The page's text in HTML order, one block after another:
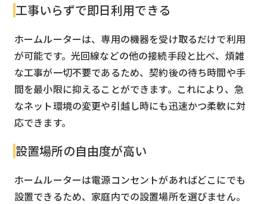
工事いらずで即日利用できる
ホームルーターは、専用の機器を受け取るだけで利用
が可能です。光回線などの他の接続手段と比べ、煩雑
な工事が一切不要であるため、契約後の待ち時間や手
間を最小限に抑えることができます。これにより、急
なネット環境の変更や引越し時にも迅速かつ柔軟に対
応できます。
設置場所の自由度が高い
ホームルーターは電源コンセントがあればどこにでも
設置できるため、家庭内での設置場所を選びません。